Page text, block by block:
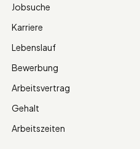
Jobsuche
Karriere
Lebenslauf
Bewerbung
Arbeitsvertrag
Gehalt
Arbeitszeiten